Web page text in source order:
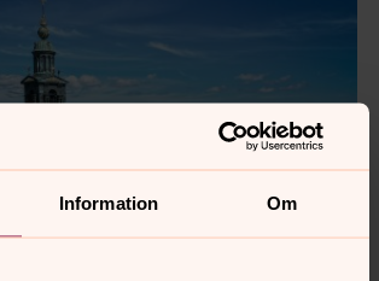
Information Om